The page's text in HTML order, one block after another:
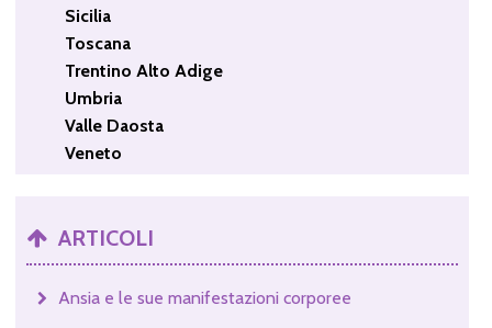
Sicilia
Toscana
Trentino Alto Adige
Umbria
Valle Daosta
Veneto
ARTICOLI
Ansia e le sue manifestazioni corporee